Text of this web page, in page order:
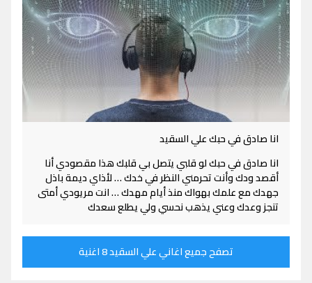
انا صادق في حبك علي السقيد
انا صادق في حبك لو قلبي يتصل بي قلبك هذا مقصودي أنا
أقصد ودك وأنت تحرمني النظر في خدك … لأذاي ديمة باذل
جهدك مع علمك بهواك منذ أيام مهدك … انت مريودي أمتى
تنجز وعدك وعني يذهب نحسي ولي يطلع سعدك
تصفح جميع اغاني علي السقيد 8 اغنية